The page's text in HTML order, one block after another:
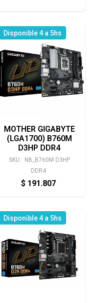
Disponible 4 a 5hs
MOTHER GIGABYTE
(LGA1700) B760M
D3HP DDR4
SKU:
NB_B760M D3HP
DDR4
$ 191.807
Disponible 4 a 5hs